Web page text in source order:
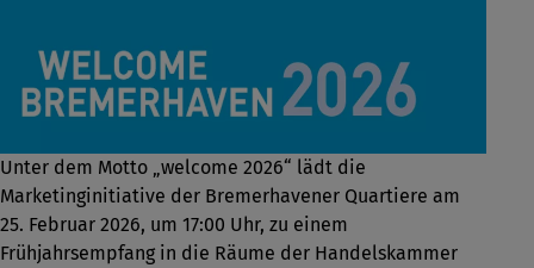
Unter dem Motto „welcome 2026“ lädt die
Marketinginitiative der Bremerhavener Quartiere am
25. Februar 2026, um 17:00 Uhr, zu einem
Frühjahrsempfang in die Räume der Handelskammer